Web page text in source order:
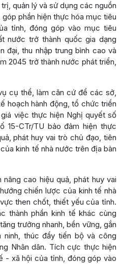
quản lý và sử dụng các nguồn
phần hiện thực hóa mục tiêu
tỉnh, đóng góp vào mục tiêu
nước trở thành quốc gia dạng
đại, thu nhập trung bình cao và
2045 trở thành nước phát triển,
cụ thể, làm căn cứ để các sở,
hoạch hành động, tổ chức triển
việc thực hiện Nghị quyết số
15-CTr/TU bảo đảm hiện thực
phát huy vai trò chủ đạo, tiên
kinh tế nhà nước trên địa bàn
cao hiệu quả, phát huy vai
chiến lược của kinh tế nhà
then chốt, thiết yếu của tỉnh.
thành phần kinh tế khác cùng
trưởng nhanh, bền vững, gắn
ninh, thúc đẩy tiến bộ và công
Nhân dân. Tích cực thực hiện
- xã hội của tỉnh, đóng góp vào